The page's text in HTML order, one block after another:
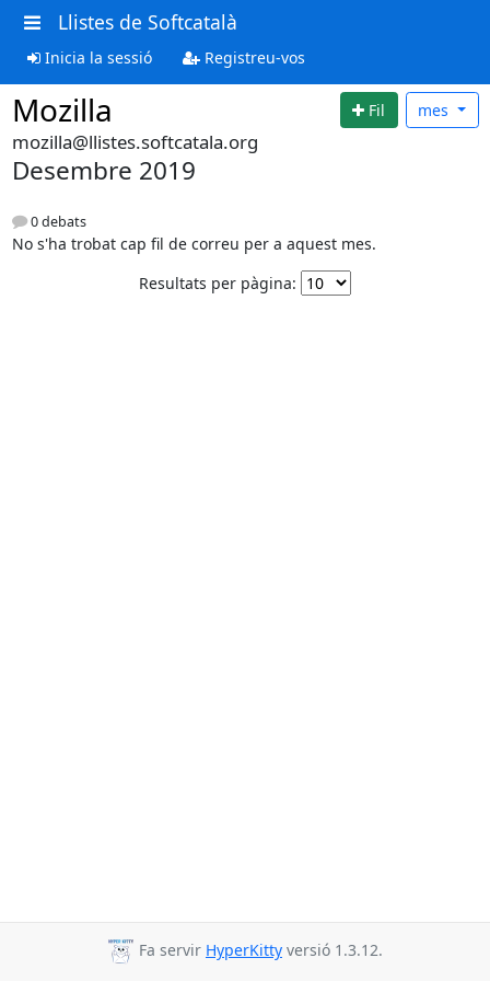
Llistes de Softcatalà
Inicia la sessió Registreu-vos
Mozilla Fil mes
mozilla@llistes.softcatala.org
Desembre 2019
0 debats
No s'ha trobat cap fil de correu per a aquest mes.
Resultats per pàgina:
Fa servir HyperKitty versió 1.3.12.